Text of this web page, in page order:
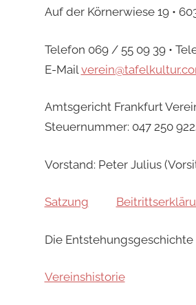
Auf der Körnerwiese 19 •
Telefon 069 / 55 09 39 •
E-Mail
Amtsgericht Frankfurt
Steuernummer: 047 250
Vorstand: Peter Julius
Satzung
Die
Vereinshistorie